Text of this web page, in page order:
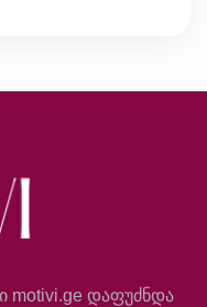
motivi.ge დაფუძნდა